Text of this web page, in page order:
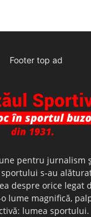
Footer top ad
pentru jurnalism
s-au
despre orice
magnifică,
lumea sportului.